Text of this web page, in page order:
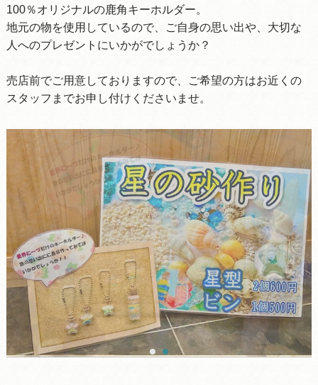
100％オリジナルの鹿角キーホルダー。
地元の物を使用しているので、ご自身の思い出や、大切な
人へのプレゼントにいかがでしょうか？
売店前でご用意しておりますので、ご希望の方はお近くの
スタッフまでお申し付けくださいませ。